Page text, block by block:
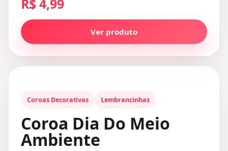
R$ 4,99
Ver produto
Coroas Decorativas Lembrancinhas
Coroa Dia Do Meio
Ambiente